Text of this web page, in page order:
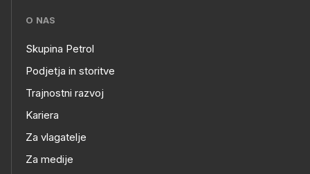
???
skupno.footer-
title???
O NAS
O
NAS
Skupina Petrol
Podjetja in storitve
Trajnostni razvoj
Kariera
Za vlagatelje
Za medije